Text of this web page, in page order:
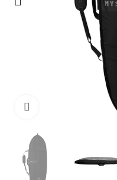
Cliquez pour agrandir